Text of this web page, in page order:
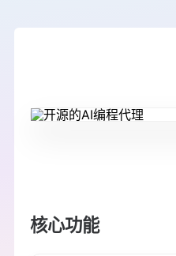
核心功能